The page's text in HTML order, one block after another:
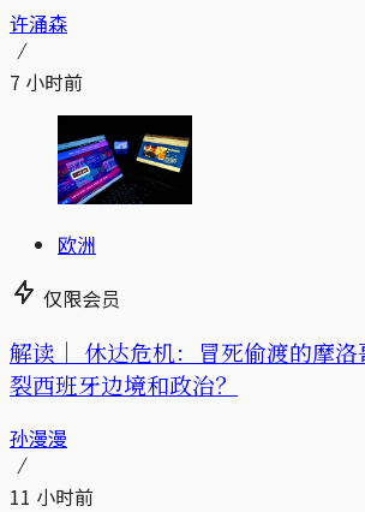
许涌森
7 小时前
欧洲
仅限会员
解读｜ 休达危机：冒死偷渡的摩
裂西班牙边境和政治？
孙漫漫
11 小时前